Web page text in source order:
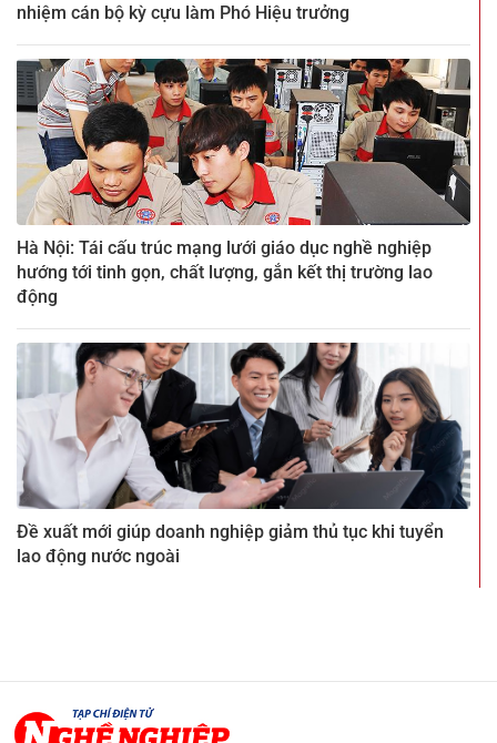
nhiệm cán bộ kỳ cựu làm Phó Hiệu trưởng
Hà Nội: Tái cấu trúc mạng lưới giáo dục nghề nghiệp
hướng tới tinh gọn, chất lượng, gắn kết thị trường lao
động
Đề xuất mới giúp doanh nghiệp giảm thủ tục khi tuyển
lao động nước ngoài